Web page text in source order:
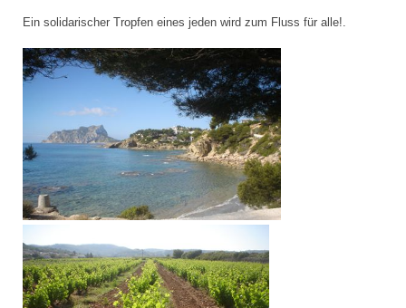
Ein solidarischer Tropfen eines jeden wird zum Fluss für alle!.